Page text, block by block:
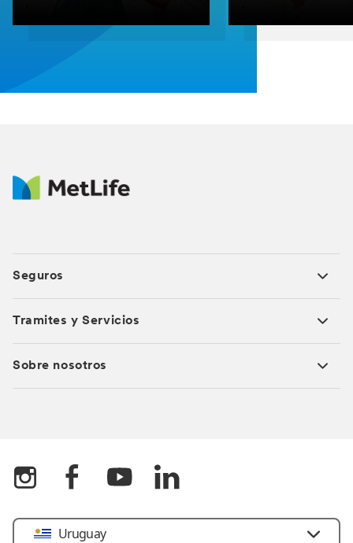
Seguros
Tramites y Servicios
Sobre nosotros
Uruguay